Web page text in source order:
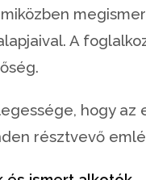
A
hogy
résztvevő